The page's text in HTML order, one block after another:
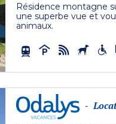
Résidence montagne
une superbe vue et
animaux.
-